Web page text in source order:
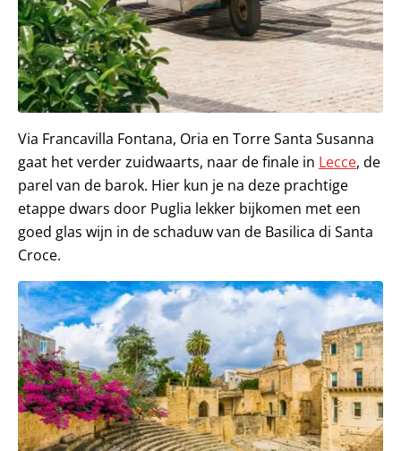
Via Francavilla Fontana, Oria en Torre Santa Susanna
gaat het verder zuidwaarts, naar de finale in Lecce, de
parel van de barok. Hier kun je na deze prachtige
etappe dwars door Puglia lekker bijkomen met een
goed glas wijn in de schaduw van de Basilica di Santa
Croce.